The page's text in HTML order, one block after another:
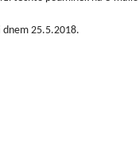
dnem 25.5.2018.